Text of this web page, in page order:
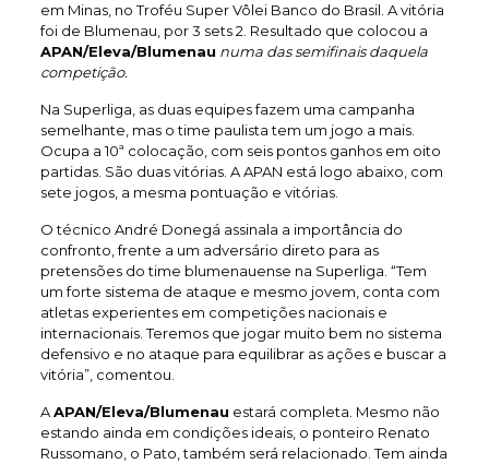
em Minas, no Troféu Super Vôlei Banco do Brasil. A vitória
foi de Blumenau, por 3 sets 2. Resultado que colocou a
APAN/Eleva/Blumenau numa das semifinais daquela
competição.
Na Superliga, as duas equipes fazem uma campanha
semelhante, mas o time paulista tem um jogo a mais.
Ocupa a 10ª colocação, com seis pontos ganhos em oito
partidas. São duas vitórias. A APAN está logo abaixo, com
sete jogos, a mesma pontuação e vitórias.
O técnico André Donegá assinala a importância do
confronto, frente a um adversário direto para as
pretensões do time blumenauense na Superliga. “Tem
um forte sistema de ataque e mesmo jovem, conta com
atletas experientes em competições nacionais e
internacionais. Teremos que jogar muito bem no sistema
defensivo e no ataque para equilibrar as ações e buscar a
vitória”, comentou.
AAPAN/Eleva/Blumenau estará completa. Mesmo não
estando ainda em condições ideais, o ponteiro Renato
Russomano, o Pato, também será relacionado. Tem ainda